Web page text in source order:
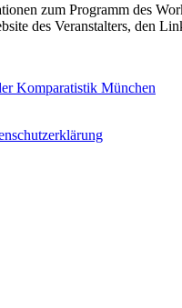
zum Programm des
des Veranstalters, den
Komparatistik München